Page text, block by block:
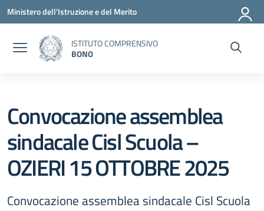
Vai ai contenuti
Vai al menu di navigazione
Vai al footer
Ministero dell'Istruzione e del Merito
ISTITUTO COMPRENSIVO
BONO
Convocazione assemblea
sindacale Cisl Scuola –
OZIERI 15 OTTOBRE 2025
Convocazione assemblea sindacale Cisl Scuola